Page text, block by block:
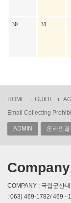
30 31
HOME GUIDE
Email Collecting
ADMIN 온라인결
COMPANY : 국립군산
: 063) 469-1782/ 469 -